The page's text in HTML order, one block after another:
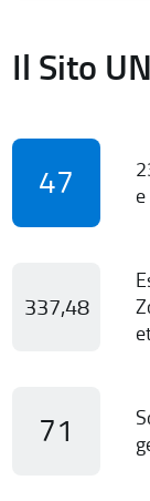
Il Sito
47
337,48
71